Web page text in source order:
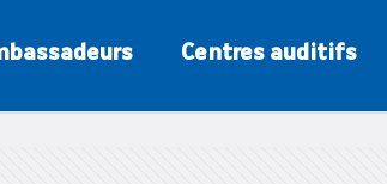
Centres auditifs